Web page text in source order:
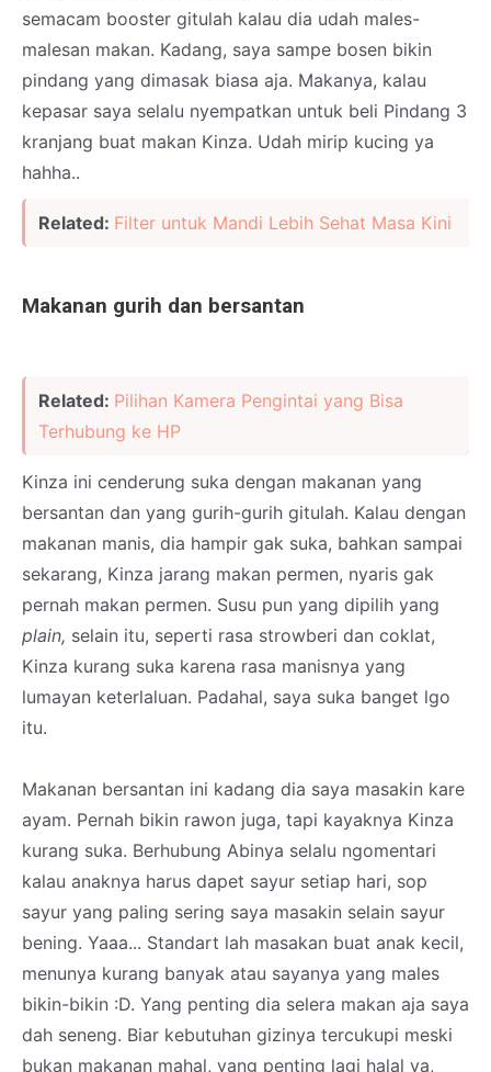
semacam booster gitulah kalau dia udah males-
malesan makan. Kadang, saya sampe bosen bikin
pindang yang dimasak biasa aja. Makanya, kalau
kepasar saya selalu nyempatkan untuk beli Pindang 3
kranjang buat makan Kinza. Udah mirip kucing ya
hahha..
Related: Filter untuk Mandi Lebih Sehat Masa Kini
Makanan gurih dan bersantan
Related: Pilihan Kamera Pengintai yang Bisa
Terhubung ke HP
Kinza ini cenderung suka dengan makanan yang
bersantan dan yang gurih-gurih gitulah. Kalau dengan
makanan manis, dia hampir gak suka, bahkan sampai
sekarang, Kinza jarang makan permen, nyaris gak
pernah makan permen. Susu pun yang dipilih yang
plain, selain itu, seperti rasa strowberi dan coklat,
Kinza kurang suka karena rasa manisnya yang
lumayan keterlaluan. Padahal, saya suka banget lgo
itu.
Makanan bersantan ini kadang dia saya masakin kare
ayam. Pernah bikin rawon juga, tapi kayaknya Kinza
kurang suka. Berhubung Abinya selalu ngomentari
kalau anaknya harus dapet sayur setiap hari, sop
sayur yang paling sering saya masakin selain sayur
bening. Yaaa... Standart lah masakan buat anak kecil,
menunya kurang banyak atau sayanya yang males
bikin-bikin :D. Yang penting dia selera makan aja saya
dah seneng. Biar kebutuhan gizinya tercukupi meski
bukan makanan mahal, yang penting lagi halal ya,